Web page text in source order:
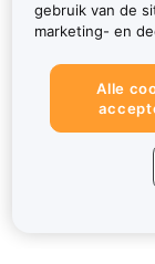
gebruik van de
marketing- en
Alle